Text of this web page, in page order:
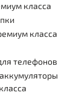
класса
класса
телефонов